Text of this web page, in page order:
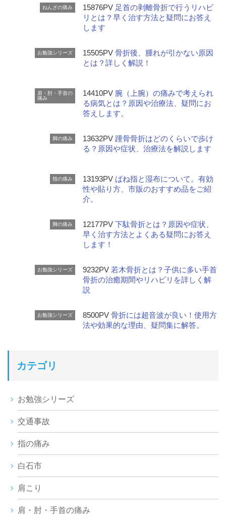
ねんざの痛み 15876PV 足首の剥離骨折で行うリハビ
リとは？早く治す方法と疑問にお答え
します
お勉強シリーズ 15505PV骨折後、腫れが引かない原因
とは？詳しく解説！
肩・肘・手首の
痛み
14410PV 腕（上腕）の痛みで考えられ
る病気とは？原因や治療法、疑問にお
答えします。
脚の痛み 13632PV 踵骨骨折はどのくらいで歩け
る？原因や症状、治療法を解説します
指の痛み 13193PV ばね指と湿布について。有効
性や貼り方、市販のおすすめ品をご紹
介。
脚の痛み 12177PV下駄骨折とは？原因や症状、
早く治す方法とよくある疑問にお答え
します！
お勉強シリーズ 9232PV 若木骨折とは？子供に多い手首
骨折の治癒期間やリハビリを詳しく解
説
お勉強シリーズ 8500PV骨折には超音波が良い！使用方
法や効果的な理由、疑問集に解答。
カテゴリ
お勉強シリーズ
交通事故
指の痛み
白石市
肩こり
肩・肘・手首の痛み